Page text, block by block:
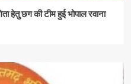
हेतु छग की टीम हुई भोपाल रवाना